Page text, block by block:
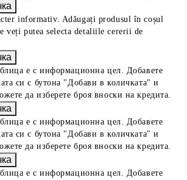
informativ. Adăugați produsul în coșul
veți putea selecta detaliile cererii de
е с информационна цел. Добавете
си с бутона "Добави в количката" и
да изберете броя вноски на кредита.
е с информационна цел. Добавете
си с бутона "Добави в количката" и
да изберете броя вноски на кредита.
е с информационна цел. Добавете